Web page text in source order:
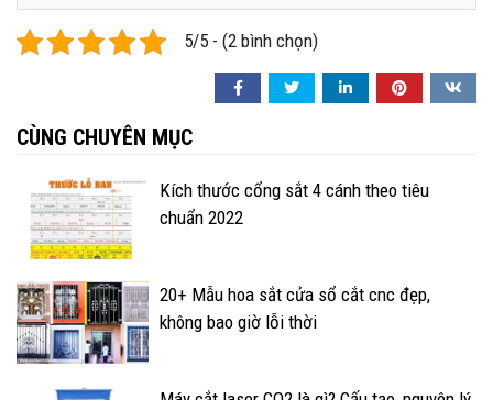
5/5 - (2 bình chọn)
CÙNG CHUYÊN MỤC
Kích thước cổng sắt 4 cánh theo tiêu
chuẩn 2022
20+ Mẫu hoa sắt cửa sổ cắt cnc đẹp,
không bao giờ lỗi thời